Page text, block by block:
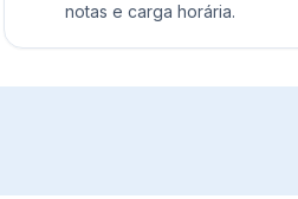
notas e carga horária.